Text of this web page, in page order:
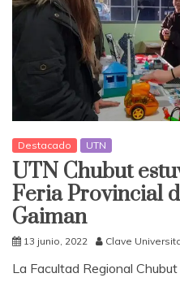
Destacado UTN
UTN Chubut
Feria Provincial
Gaiman
13 junio, 2022 Clave
La Facultad Regional